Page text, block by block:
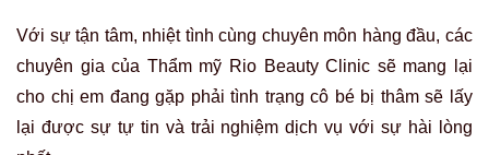
Với sự tận tâm, nhiệt tình cùng chuyên môn hàng đầu, các
chuyên gia của Thẩm mỹ Rio Beauty Clinic sẽ mang lại
cho chị em đang gặp phải tình trạng cô bé bị thâm sẽ lấy
lại được sự tự tin và trải nghiệm dịch vụ với sự hài lòng